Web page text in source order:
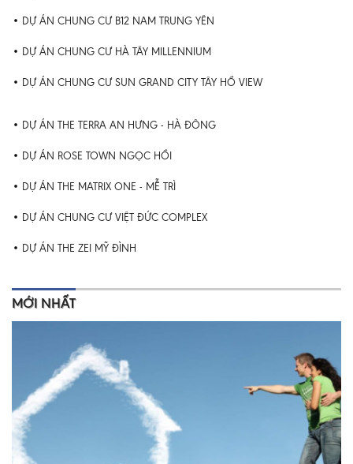
DỰ ÁN CHUNG CƯ B12 NAM TRUNG YÊN
DỰ ÁN CHUNG CƯ HÀ TÂY MILLENNIUM
DỰ ÁN CHUNG CƯ SUN GRAND CITY TÂY HỒ VIEW
DỰ ÁN THE TERRA AN HƯNG - HÀ ĐÔNG
DỰ ÁN ROSE TOWN NGỌC HỒI
DỰ ÁN THE MATRIX ONE - MỄ TRÌ
DỰ ÁN CHUNG CƯ VIỆT ĐỨC COMPLEX
DỰ ÁN THE ZEI MỸ ĐÌNH
MỚI NHẤT